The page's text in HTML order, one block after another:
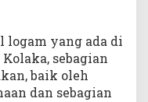
logam yang ada di
sebagian
baik oleh
dan sebagian